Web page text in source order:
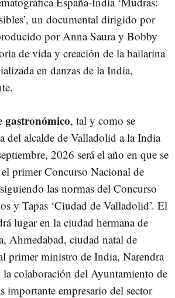
un documental dirigido por
por Anna Saura y Bobby
de vida y creación de la bailarina
en danzas de la India,
gastronómico, tal y como se
del alcalde de Valladolid a la India
2026 será el año en que se
primer Concurso Nacional de
las normas del Concurso
y Tapas ‘Ciudad de Valladolid’. El
lugar en la ciudad hermana de
Ahmedabad, ciudad natal de
primer ministro de India, Narendra
colaboración del Ayuntamiento de
importante empresario del sector